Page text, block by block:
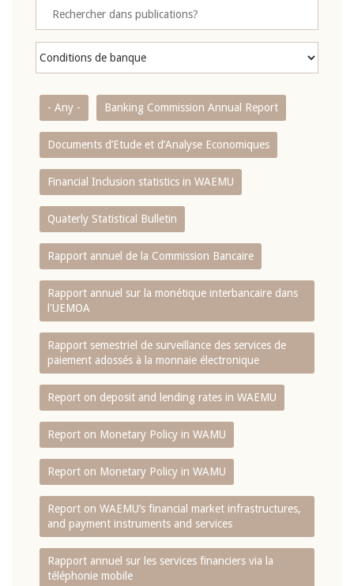
- Any - Banking Commission Annual Report
Documents d’Etude et d’Analyse Economiques
Financial Inclusion statistics in WAEMU
Quaterly Statistical Bulletin
Rapport annuel de la Commission Bancaire
Rapport annuel sur la monétique interbancaire dans
l'UEMOA
Rapport semestriel de surveillance des services de
paiement adossés à la monnaie électronique
Report on deposit and lending rates in WAEMU
Report on Monetary Policy in WAMU
Report on Monetary Policy in WAMU
Report on WAEMU’s financial market infrastructures,
and payment instruments and services
Rapport annuel sur les services financiers via la
téléphonie mobile